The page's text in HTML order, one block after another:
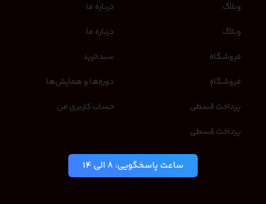
وبلاگ
وبلاگ
فروشگاه
فروشگاه
پرداخت قسطی
پرداخت قسطی
درباره ما
درباره ما
سبدخرید
دوره‌ها و همایش‌ها
حساب کاربری من
ساعت پاسخگویی: 8 الی 14